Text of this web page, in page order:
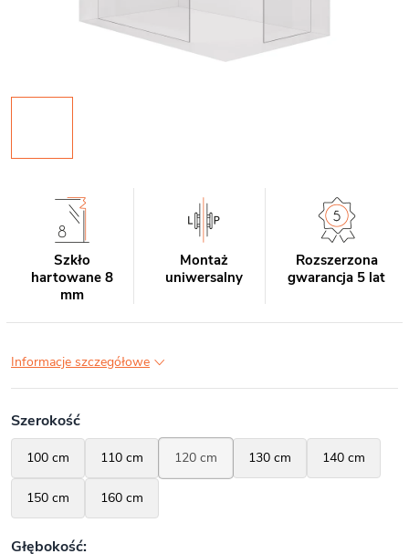
Szkło
hartowane 8
mm
Montaż
uniwersalny
Rozszerzona
gwarancja 5 lat
Informacje szczegółowe